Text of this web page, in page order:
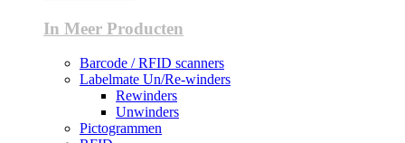
In Meer Producten
Barcode / RFID scanners
Labelmate Un/Re-winders
Rewinders
Unwinders
Pictogrammen